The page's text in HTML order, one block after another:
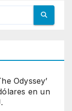
Odyssey’
en un